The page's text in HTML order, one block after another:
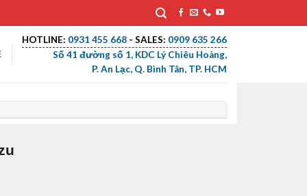
HOTLINE: 0931 455 668 - SALES: 0909 635 266
Số 41 đường số 1, KDC Lý Chiêu Hoàng,
P. An Lạc, Q. Bình Tân, TP. HCM